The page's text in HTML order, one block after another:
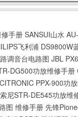
手册SANSUI山水
飞利浦 DS9800W
调音台电路图 JBL
DG500功放维修手册
CITRONIC PPX-900功
尼STR-DE545功放维
图 维修手册 先锋